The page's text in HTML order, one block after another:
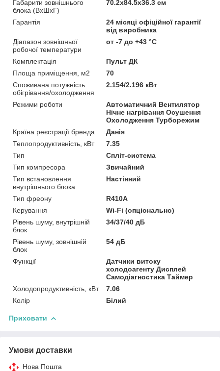
Габарити зовнішнього
блока (ВхШхГ)
70.2х84.5х36.3 см
Гарантія
24 місяці офіційної гарантії
від виробника
Діапазон зовнішньої
робочої температури
от -7 до +43 °C
Комплектація
Пульт ДК
Площа приміщення, м2
70
Споживана потужність
обігрівання/охолодження
2.154/2.196 кВт
Режими роботи
Автоматичний Вентилятор
Нічне нагрівання Осушення
Охолодження Турборежим
Країна реєстрації бренда
Данія
Теплопродуктивність, кВт
7.35
Тип
Спліт-система
Тип компресора
Звичайний
Тип встановлення
внутрішнього блока
Настінний
Тип фреону
R410A
Керування
Wi-Fi (опціонально)
Рівень шуму, внутрішній
блок
34/37/40 дБ
Рівень шуму, зовнішній
блок
54 дБ
Функції
Датчики витоку
холодоагенту Дисплей
Самодіагностика Таймер
Холодопродуктивність, кВт
7.06
Колір
Білий
Приховати
Умови доставки
Нова Пошта